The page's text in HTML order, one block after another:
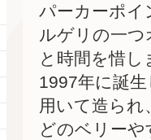
パーカーポイ
ルゲリの一
と時間を惜
1997年に誕
用いて造ら
どのベリー